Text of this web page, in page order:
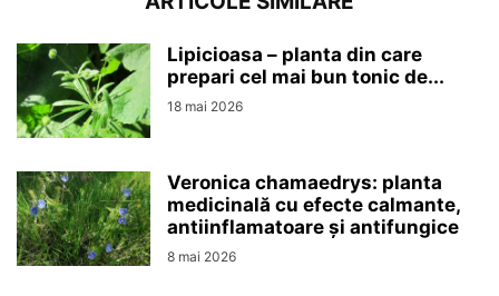
Lipicioasa – planta din care
prepari cel mai bun tonic de...
18 mai 2026
Veronica chamaedrys: planta
medicinală cu efecte calmante,
antiinflamatoare și antifungice
8 mai 2026